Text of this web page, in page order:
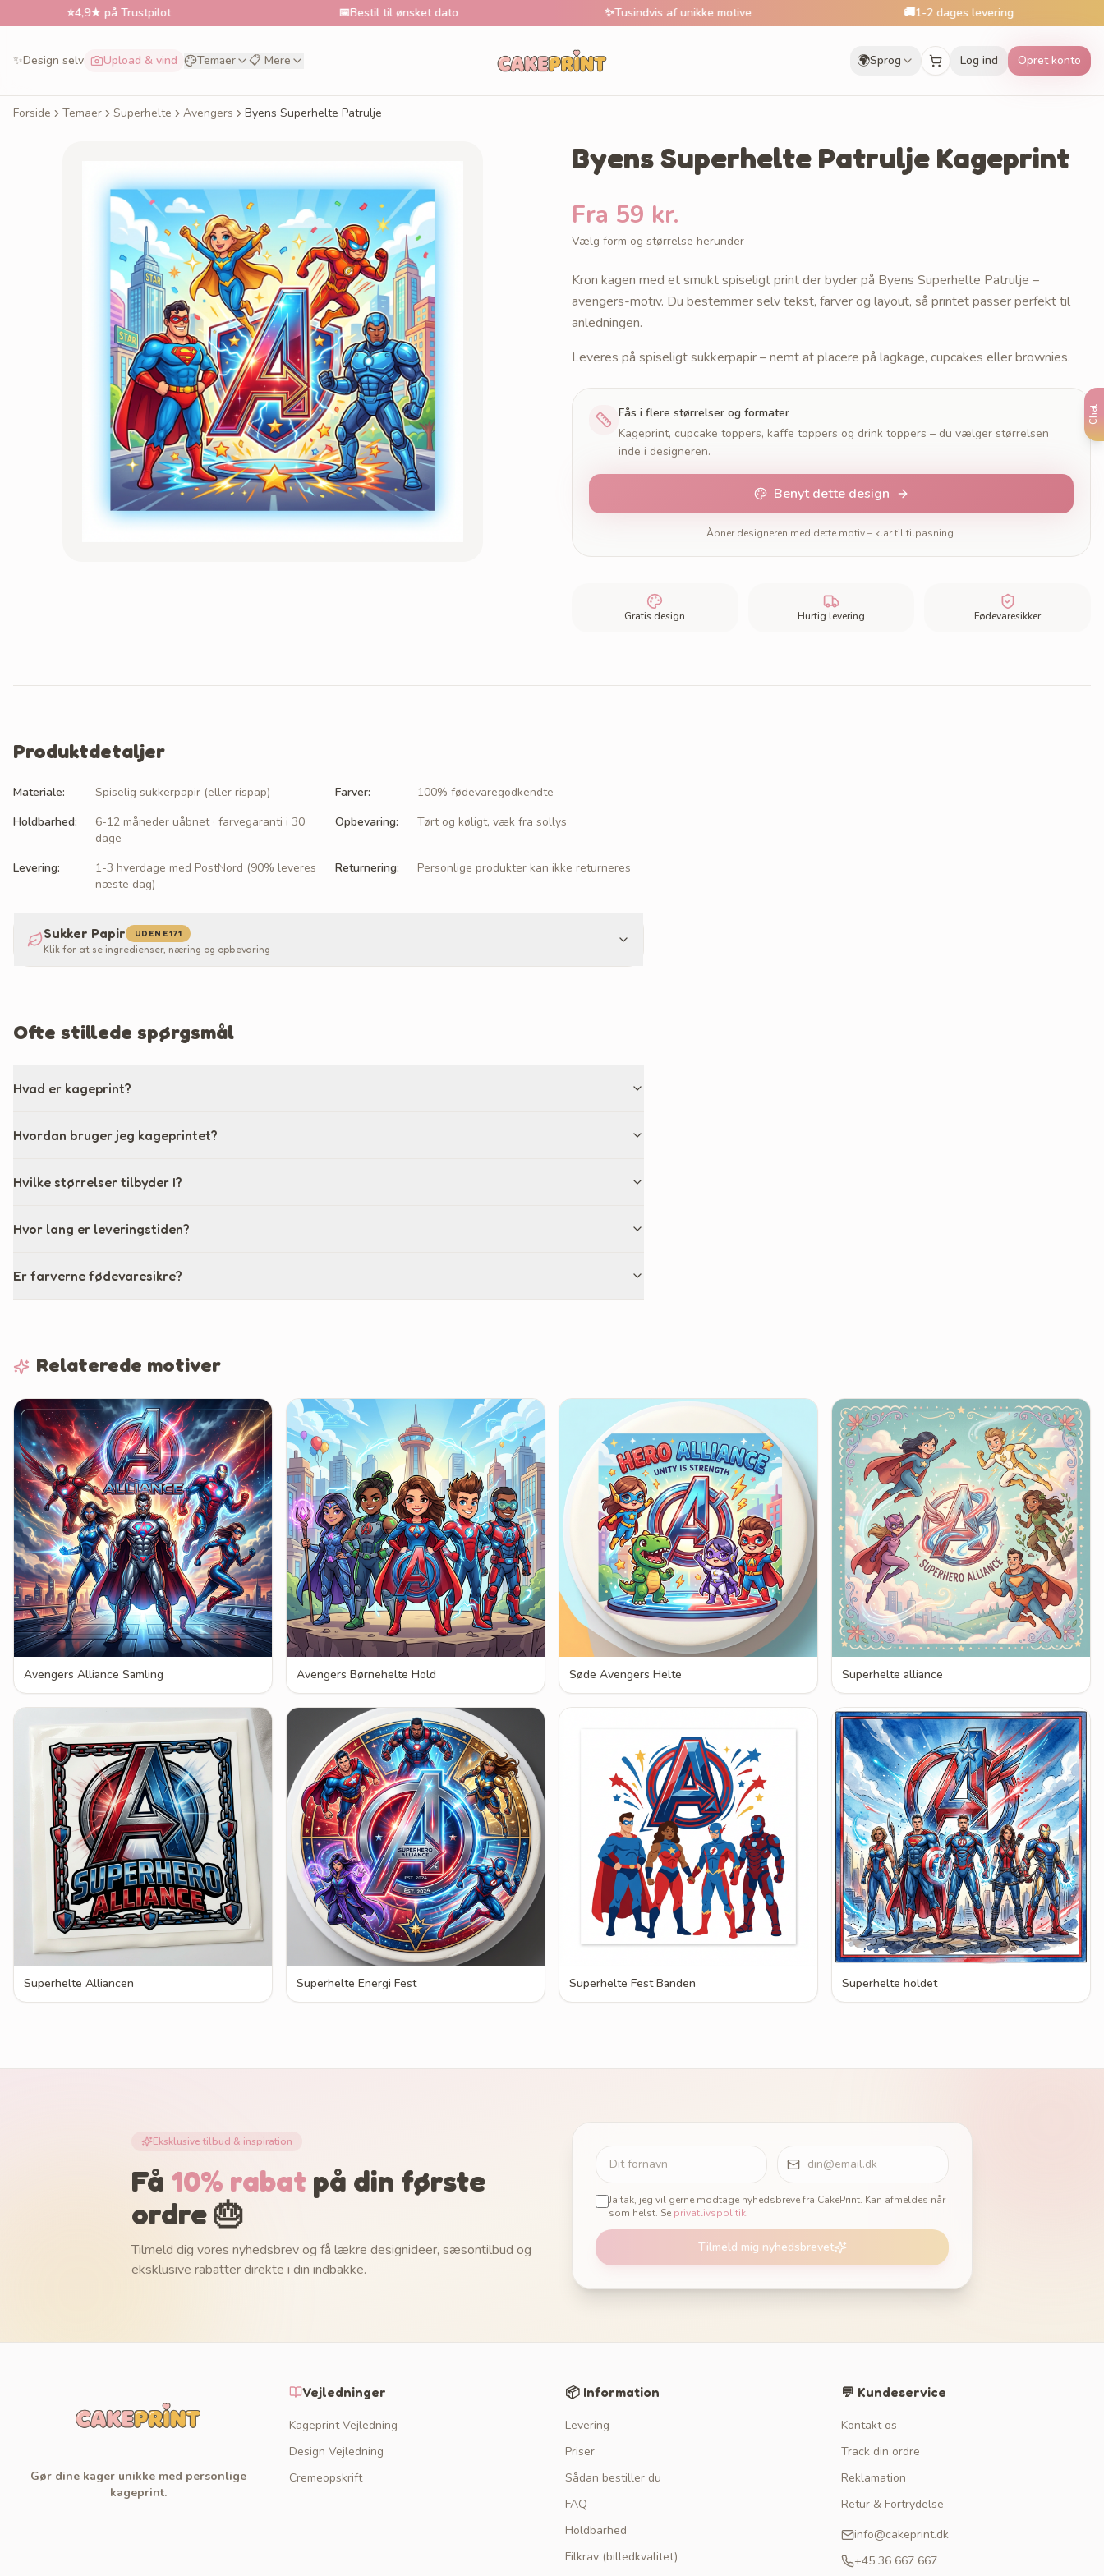
Chat
4,9★ på Trustpilot Bestil til ønsket dato Tusindvis af unikke motive 1-2 dages levering
✨Design selv Upload & vind Temaer 📋 Mere 🌍Sprog Log ind Opret konto
Forside Temaer Superhelte Avengers Byens Superhelte Patrulje
Byens Superhelte Patrulje Kageprint
Fra 59 kr.
Vælg form og størrelse herunder
Kron kagen med et smukt spiseligt print der byder på Byens Superhelte Patrulje –
avengers-motiv. Du bestemmer selv tekst, farver og layout, så printet passer perfekt til
anledningen.
Leveres på spiseligt sukkerpapir – nemt at placere på lagkage, cupcakes eller brownies.
Fås i flere størrelser og formater
Kageprint, cupcake toppers, kaffe toppers og drink toppers – du vælger størrelsen
inde i designeren.
Benyt dette design
Åbner designeren med dette motiv – klar til tilpasning.
Gratis design Hurtig levering Fødevaresikker
Produktdetaljer
Materiale: Spiselig sukkerpapir (eller rispap) Farver:
100% fødevaregodkendte
Holdbarhed:
6-12 måneder uåbnet · farvegaranti i 30
dage
Opbevaring: Tørt og køligt, væk fra sollys
Levering:
1-3 hverdage med PostNord (90% leveres
næste dag)
Returnering: Personlige produkter kan ikke returneres
Sukker Papir UDEN E171
Klik for at se ingredienser, næring og opbevaring
Ofte stillede spørgsmål
Hvad er kageprint?
Hvordan bruger jeg kageprintet?
Hvilke størrelser tilbyder I?
Hvor lang er leveringstiden?
Er farverne fødevaresikre?
Relaterede motiver
Avengers Alliance Samling Avengers Børnehelte Hold Søde Avengers Helte Superhelte alliance
Superhelte Alliancen Superhelte Energi Fest Superhelte Fest Banden Superhelte holdet
Eksklusive tilbud & inspiration
Få 10% rabat på din første
ordre 🎂
Tilmeld dig vores nyhedsbrev og få lækre designideer, sæsontilbud og
eksklusive rabatter direkte i din indbakke.
Ja tak, jeg vil gerne modtage nyhedsbreve fra CakePrint. Kan afmeldes når
som helst. Se privatlivspolitik.
Tilmeld mig nyhedsbrevet
Gør dine kager unikke med personlige
kageprint.
Vejledninger
Kageprint Vejledning
Design Vejledning
Cremeopskrift
📦 Information
Levering
Priser
Sådan bestiller du
FAQ
Holdbarhed
Filkrav (billedkvalitet)
💬 Kundeservice
Kontakt os
Track din ordre
Reklamation
Retur & Fortrydelse
info@cakeprint.dk
+45 36 667 667